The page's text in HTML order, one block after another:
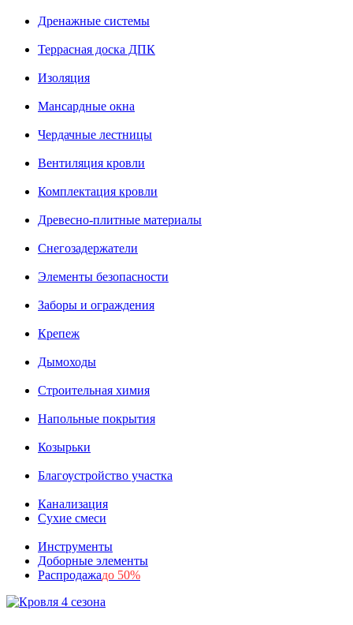
Дренажные системы
Террасная доска ДПК
Изоляция
Мансардные окна
Чердачные лестницы
Вентиляция кровли
Комплектация кровли
Древесно-плитные материалы
Снегозадержатели
Элементы безопасности
Заборы и ограждения
Крепеж
Дымоходы
Строительная химия
Напольные покрытия
Козырьки
Благоустройство участка
Канализация
Сухие смеси
Инструменты
Доборные элементы
Распродажадо 50%